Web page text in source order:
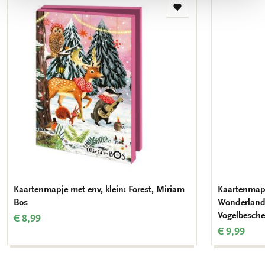
Toevoegen
Kaartenmapje met env, klein: Forest, Miriam
Bos
€ 8,99
€ 9,99